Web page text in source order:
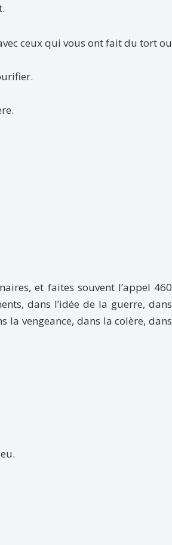
ceux qui vous ont fait du tort ou
et faites souvent l’appel 460
dans l’idée de la guerre, dans
la vengeance, dans la colère, dans